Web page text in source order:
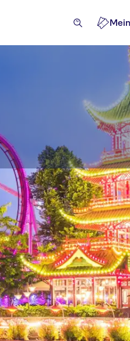
für Tivoli
Aktivitäten Erlebnisse für